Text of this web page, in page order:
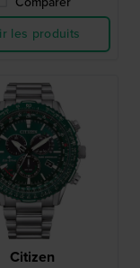
les produits
Citizen